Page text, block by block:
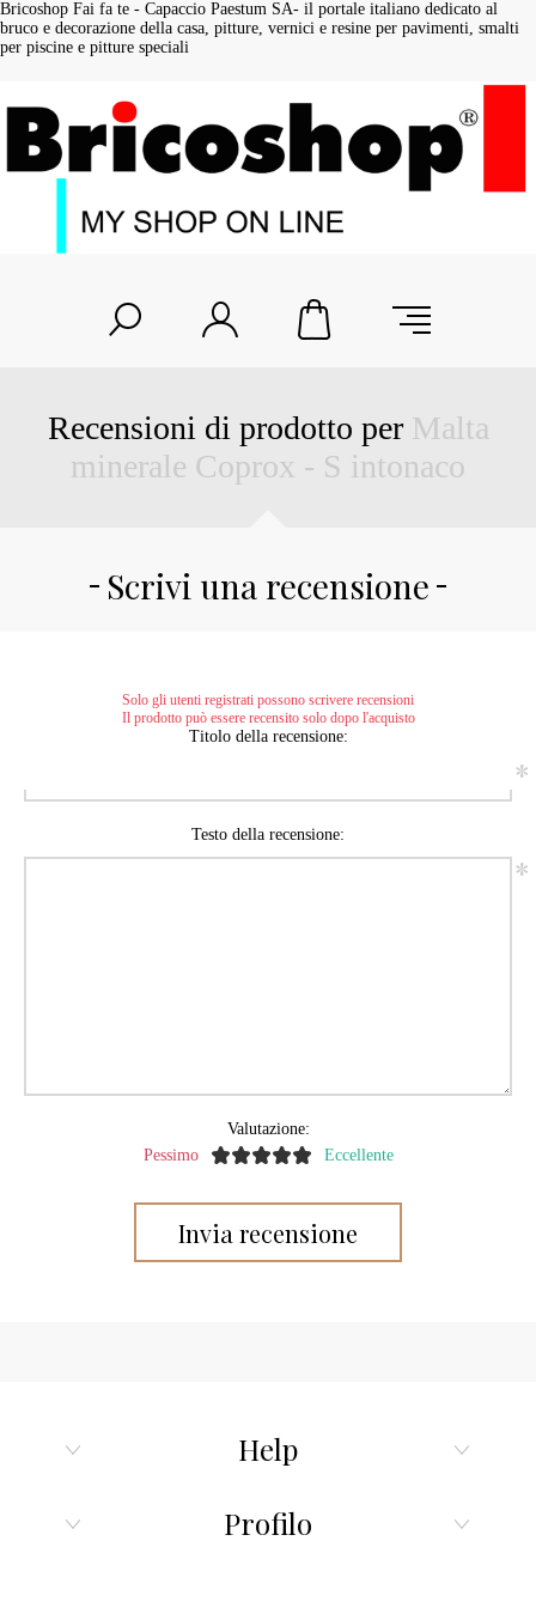
Bricoshop Fai fa te - Capaccio Paestum SA- il portale italiano dedicato al
bruco e decorazione della casa, pitture, vernici e resine per pavimenti, smalti
per piscine e pitture speciali
Recensioni di prodotto per Malta
minerale Coprox - S intonaco
Scrivi una recensione
Solo gli utenti registrati possono scrivere recensioni
Il prodotto può essere recensito solo dopo l'acquisto
Titolo della recensione:
*
Testo della recensione:
*
Valutazione:
Pessimo
Eccellente
Help
Profilo